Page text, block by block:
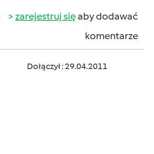
zarejestruj sięaby dodawać
komentarze
Dołączył : 29.04.2011